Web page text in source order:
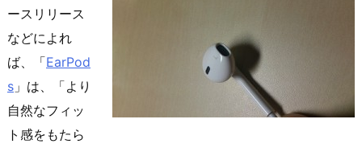
ースリリース
などによれ
ば、「EarPod
s 」は、「より
自然なフィッ
ト感をもたら